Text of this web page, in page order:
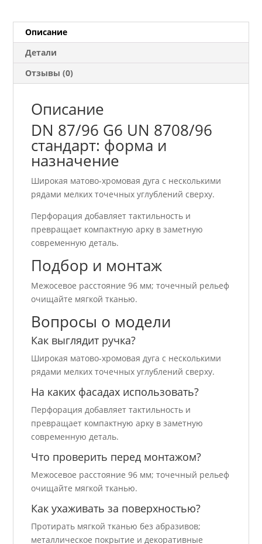
8708/96
стандарт
Описание
Детали
Отзывы (0)
Описание
DN 87/96 G6 UN 8708/96
стандарт: форма и
назначение
Широкая матово-хромовая дуга с несколькими
рядами мелких точечных углублений сверху.
Перфорация добавляет тактильность и
превращает компактную арку в заметную
современную деталь.
Подбор и монтаж
Межосевое расстояние 96 мм; точечный рельеф
очищайте мягкой тканью.
Вопросы о модели
Как выглядит ручка?
Широкая матово-хромовая дуга с несколькими
рядами мелких точечных углублений сверху.
На каких фасадах использовать?
Перфорация добавляет тактильность и
превращает компактную арку в заметную
современную деталь.
Что проверить перед монтажом?
Межосевое расстояние 96 мм; точечный рельеф
очищайте мягкой тканью.
Как ухаживать за поверхностью?
Протирать мягкой тканью без абразивов;
металлическое покрытие и декоративные